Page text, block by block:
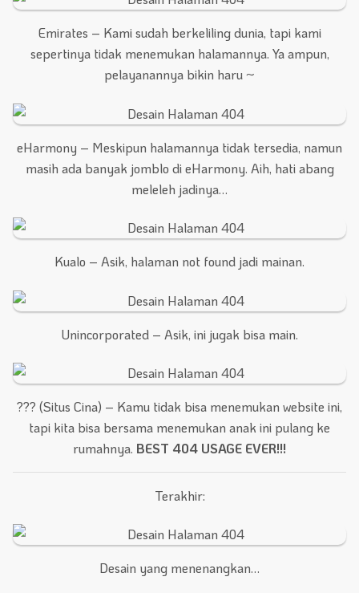
Emirates – Kami sudah berkeliling dunia, tapi kami
sepertinya tidak menemukan halamannya. Ya ampun,
pelayanannya bikin haru ~
eHarmony – Meskipun halamannya tidak tersedia, namun
masih ada banyak jomblo di eHarmony. Aih, hati abang
meleleh jadinya…
Kualo – Asik, halaman not found jadi mainan.
Unincorporated – Asik, ini jugak bisa main.
??? (Situs Cina) – Kamu tidak bisa menemukan website ini,
tapi kita bisa bersama menemukan anak ini pulang ke
rumahnya. BEST 404 USAGE EVER!!!
Terakhir:
Desain yang menenangkan…